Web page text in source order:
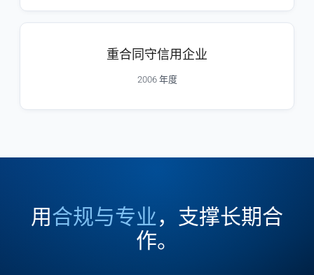
重合同守信用企业
2006 年度
用合规与专业 ，支撑长期合
作。